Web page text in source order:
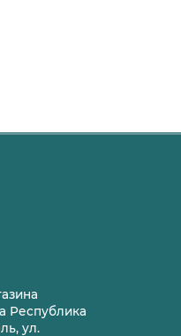
Республика
ул.